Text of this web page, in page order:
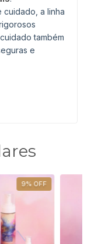
a linha
também
e
9% OFF